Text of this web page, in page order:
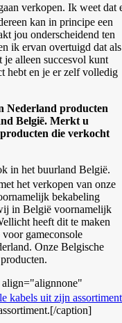
verkopen. Ik weet dat
kan in principe een
jou onderscheidend ten
ik ervan overtuigd dat als
alleen succesvol kunt
hebt en je er zelf volledig
Nederland producten
België. Merkt u
die verkocht
in het buurland België.
het verkopen van onze
bekabeling
in België voornamelijk
heeft dit te maken
gameconsole
Onze Belgische
caption]